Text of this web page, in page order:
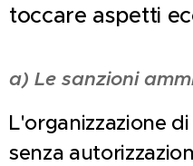
toccare aspetti
a) Le sanzioni
L'organizzazione
senza